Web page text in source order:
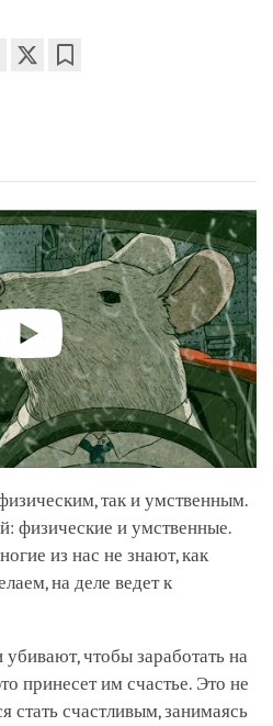
так и умственным.
физические и умственные.
из нас не знают, как
на деле ведет к
чтобы заработать на
принесет им счастье. Это не
стать счастливым, занимаясь